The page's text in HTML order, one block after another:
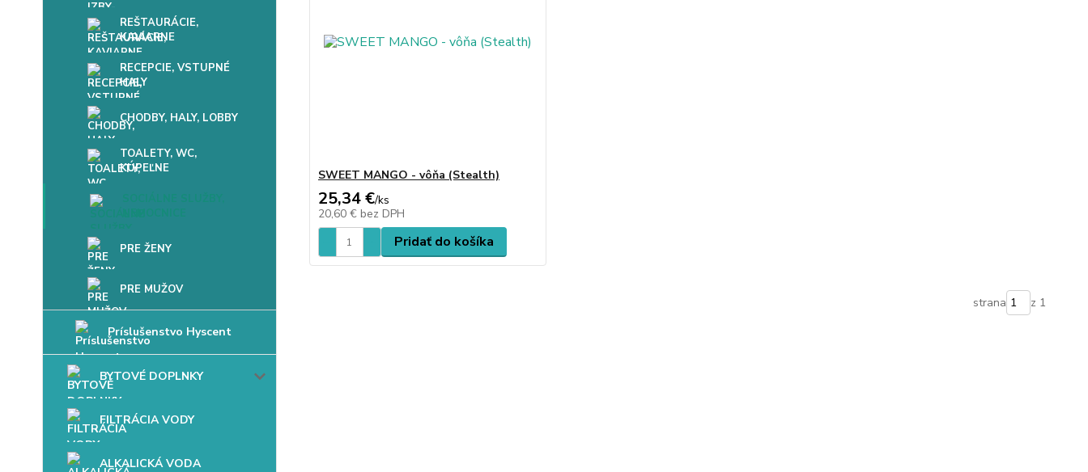
REŠTAURÁCIE,
KAVIARNE
RECEPCIE, VSTUPNÉ
HALY
CHODBY, HALY, LOBBY
TOALETY, WC,
KÚPEĽNE
PRE ŽENY
PRE MUŽOV
Príslušenstvo Hyscent
BYTOVÉ DOPLNKY
FILTRÁCIA VODY
ALKALICKÁ VODA
SWEET MANGO - vôňa (Stealth)
25,34 €/ks
20,60 € bez DPH
Pridať do košíka
strana z 1